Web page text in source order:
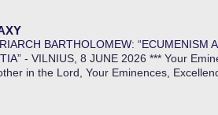
BARTHOLOMEW: “ECUMENISM
- VILNIUS, 8 JUNE 2026 *** Your
in the Lord, Your Eminences,